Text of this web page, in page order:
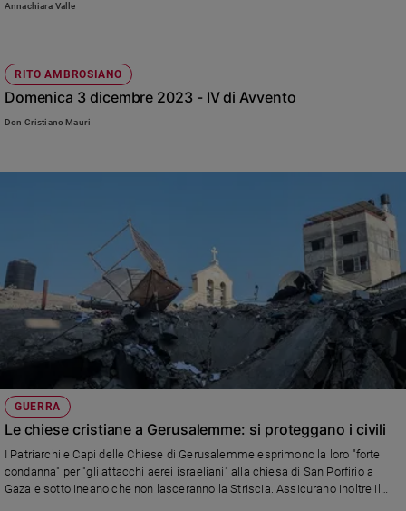
Annachiara Valle
RITO AMBROSIANO
Domenica 3 dicembre 2023 - IV di Avvento
Don Cristiano Mauri
GUERRA
Le chiese cristiane a Gerusalemme: si proteggano i civili
I Patriarchi e Capi delle Chiese di Gerusalemme esprimono la loro "forte
condanna" per "gli attacchi aerei israeliani" alla chiesa di San Porfirio a
Gaza e sottolineano che non lasceranno la Striscia. Assicurano inoltre il